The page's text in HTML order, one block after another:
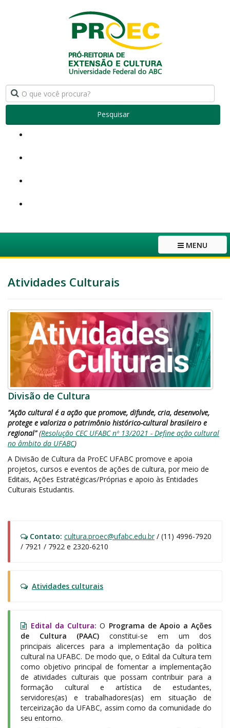
Pesquisar
MENU
Atividades Culturais
Divisão de Cultura
"Ação cultural é a ação que promove, difunde, cria, desenvolve,
protege e valoriza o patrimônio histórico-cultural brasileiro e
regional" (Resolução CEC UFABC nº 13/2021 - Define ação cultural
no âmbito da UFABC)
A Divisão de Cultura da ProEC UFABC promove e apoia
projetos, cursos e eventos de ações de cultura, por meio de
Editais, Ações Estratégicas/Próprias e apoio às Entidades
Culturais Estudantis.
Contato: cultura.proec@ufabc.edu.br/ (11) 4996-7920
/ 7921 / 7922 e 2320-6210
Atividades culturais
Edital da Cultura:O Programa de Apoio a Ações
de Cultura (PAAC) constitui-se em um dos
principais alicerces para a implementação da política
cultural na UFABC. De modo que, o Edital da Cultura tem
como objetivo principal de fomentar a implementação
de atividades culturais que possam contribuir para a
formação cultural e artística de estudantes,
servidores(as) e trabalhadores(as) em situação de
terceirização da UFABC, assim como da comunidade do
seu entorno.